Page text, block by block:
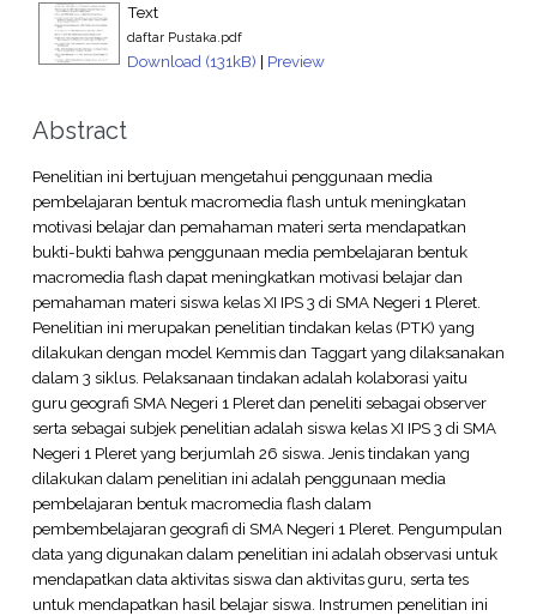
Text
daftar Pustaka.pdf
Download (131kB) | Preview
Abstract
Penelitian ini bertujuan mengetahui penggunaan media
pembelajaran bentuk macromedia flash untuk meningkatan
motivasi belajar dan pemahaman materi serta mendapatkan
bukti-bukti bahwa penggunaan media pembelajaran bentuk
macromedia flash dapat meningkatkan motivasi belajar dan
pemahaman materi siswa kelas XI IPS 3 di SMA Negeri 1 Pleret.
Penelitian ini merupakan penelitian tindakan kelas (PTK) yang
dilakukan dengan model Kemmis dan Taggart yang dilaksanakan
dalam 3 siklus. Pelaksanaan tindakan adalah kolaborasi yaitu
guru geografi SMA Negeri 1 Pleret dan peneliti sebagai observer
serta sebagai subjek penelitian adalah siswa kelas XI IPS 3 di SMA
Negeri 1 Pleret yang berjumlah 26 siswa. Jenis tindakan yang
dilakukan dalam penelitian ini adalah penggunaan media
pembelajaran bentuk macromedia flash dalam
pembembelajaran geografi di SMA Negeri 1 Pleret. Pengumpulan
data yang digunakan dalam penelitian ini adalah observasi untuk
mendapatkan data aktivitas siswa dan aktivitas guru, serta tes
untuk mendapatkan hasil belajar siswa. Instrumen penelitian ini